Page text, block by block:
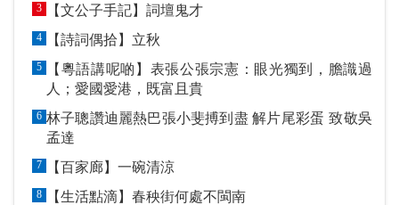
3 【文公子手記】詞壇鬼才
4 【詩詞偶拾】立秋
5
【粵語講呢啲】表張公張宗憲：眼光獨到，膽識過
人；愛國愛港，既富且貴
6 林子聰讚迪麗熱巴張小斐搏到盡 解片尾彩蛋 致敬吳
孟達
7 【百家廊】一碗清涼
8 【生活點滴】春秧街何處不閩南